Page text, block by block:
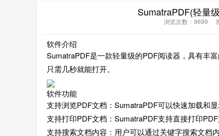
SumatraPDF(轻量
浏览次数：9699
软件介绍
SumatraPDF是一款轻量级的PDF阅读器，具有丰
只需几秒就能打开。
软件功能
支持浏览PDF文档：SumatraPDF可以快速加载和
支持打印PDF文档：SumatraPDF支持直接打印
支持搜索文档内容：用户可以通过关键字搜索文档